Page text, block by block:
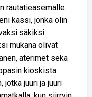
rautatieasemalle.
kassi, jonka olin
säkiksi
mukana olivat
aterimet sekä
kioskista
jotka juuri ja juuri